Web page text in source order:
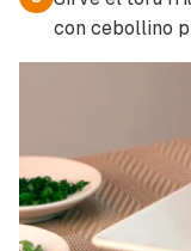
con cebollino